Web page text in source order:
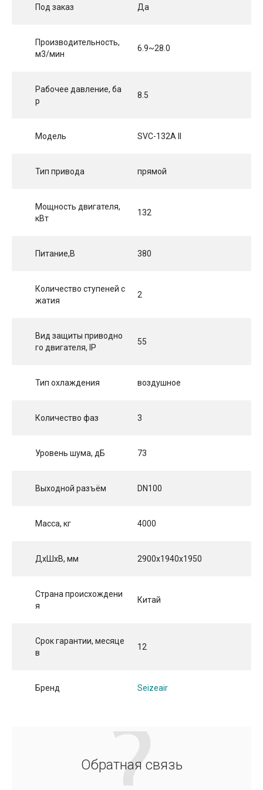
Под заказ Да
Производительность,
м3/мин
6.9~28.0
Рабочее давление, ба
р
8.5
Модель SVC-132A II
Тип привода прямой
Мощность двигателя,
кВт
132
Питание,В 380
Количество ступеней с
жатия
2
Вид защиты приводно
го двигателя, IP
55
Тип охлаждения воздушное
Количество фаз 3
Уровень шума, дБ 73
Выходной разъём DN100
Масса, кг 4000
ДхШхВ, мм 2900x1940x1950
Страна происхождени
я
Китай
Срок гарантии, месяце
в
12
Бренд Seizeair
Обратная связь